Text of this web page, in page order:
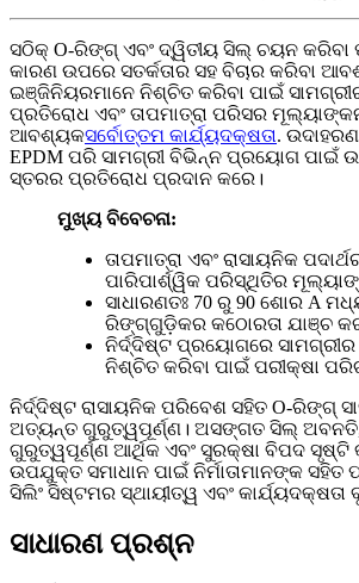
ସଠିକ୍ O-ରିଙ୍ଗ୍ ଏବଂ ଦ୍ୱିତୀୟ ସିଲ୍ ଚୟନ
କାରଣ ଉପରେ ସତର୍କତାର ସହ ବିଚାର କରିବା
ଇଞ୍ଜିନିୟରମାନେ ନିଶ୍ଚିତ କରିବା ପାଇଁ
ପ୍ରତିରୋଧ ଏବଂ ତାପମାତ୍ରା ପରିସର
ଆବଶ୍ୟକସର୍ବୋତ୍ତମ କାର୍ଯ୍ୟଦକ୍ଷତା.
EPDM ପରି ସାମଗ୍ରୀ ବିଭିନ୍ନ ପ୍ରୟୋଗ ପାଇଁ
ସ୍ତରର ପ୍ରତିରୋଧ ପ୍ରଦାନ କରେ।
ମୁଖ୍ୟ ବିବେଚନା:
ତାପମାତ୍ରା ଏବଂ ରାସାୟନିକ
ପାରିପାର୍ଶ୍ୱିକ ପରିସ୍ଥିତିର
ସାଧାରଣତଃ 70 ରୁ 90 ଶୋର A
ରିଙ୍ଗ୍‌ଗୁଡ଼ିକର କଠୋରତା ଯାଞ୍ଚ
ନିର୍ଦ୍ଦିଷ୍ଟ ପ୍ରୟୋଗରେ ସାମଗ୍ରୀର
ନିଶ୍ଚିତ କରିବା ପାଇଁ ପରୀକ୍ଷା
ନିର୍ଦ୍ଦିଷ୍ଟ ରାସାୟନିକ ପରିବେଶ ସହିତ O-ରିଙ୍ଗ୍
ଅତ୍ୟନ୍ତ ଗୁରୁତ୍ୱପୂର୍ଣ୍ଣ। ଅସଙ୍ଗତ ସିଲ୍
ଗୁରୁତ୍ୱପୂର୍ଣ୍ଣ ଆର୍ଥିକ ଏବଂ ସୁରକ୍ଷା ବିପଦ ସୃଷ୍ଟି
ଉପଯୁକ୍ତ ସମାଧାନ ପାଇଁ ନିର୍ମାତାମାନଙ୍କ ସହିତ
ସିଲିଂ ସିଷ୍ଟମର ସ୍ଥାୟୀତ୍ୱ ଏବଂ କାର୍ଯ୍ୟଦକ୍ଷତା
ସାଧାରଣ ପ୍ରଶ୍ନ